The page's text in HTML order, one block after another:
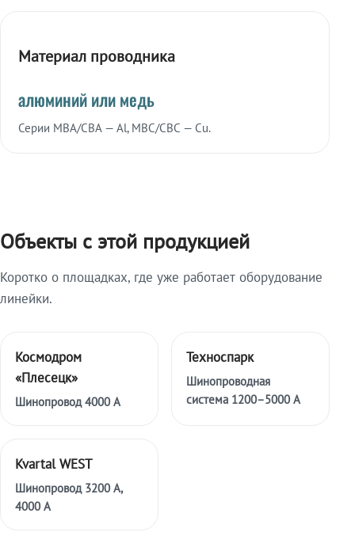
Материал проводника
алюминий или медь
Серии МВА/СВА — Al, МВС/СВС — Cu.
Объекты с этой продукцией
Коротко о площадках, где уже работает оборудование
линейки.
Космодром
«Плесецк»
Шинопровод 4000 А
Техноспарк
Шинопроводная
система 1200–5000 А
Kvartal WEST
Шинопровод 3200 А,
4000 А